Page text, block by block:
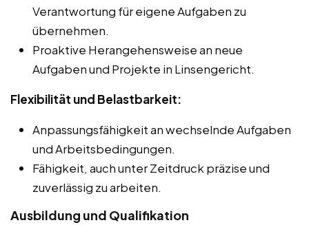
Verantwortung für eigene Aufgaben zu
übernehmen.
Proaktive Herangehensweise an neue
Aufgaben und Projekte in Linsengericht.
Flexibilität und Belastbarkeit:
Anpassungsfähigkeit an wechselnde Aufgaben
und Arbeitsbedingungen.
Fähigkeit, auch unter Zeitdruck präzise und
zuverlässig zu arbeiten.
Ausbildung und Qualifikation